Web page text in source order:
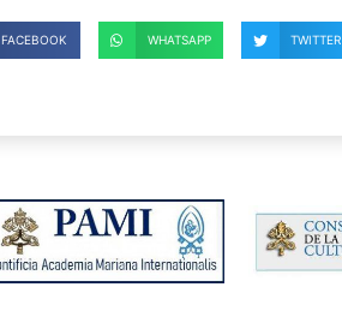
FACEBOOK WHATSAPP TWITTER